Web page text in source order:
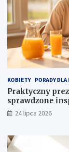
KOBIETY PORADY
Praktyczny
sprawdzone
24 lipca 2026